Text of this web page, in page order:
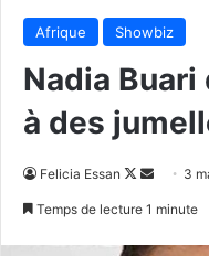
Afrique Showbiz
Nadia
à des
Felicia Essan
Follow
Envoyer
3
Temps de lecture 1 minute